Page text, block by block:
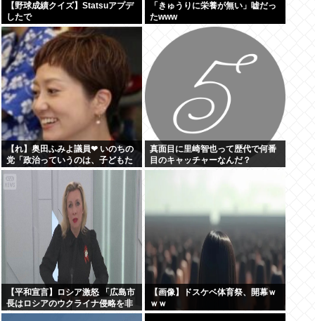
【野球成績クイズ】Statsuアプデ
したで
「きゅうりに栄養が無い」嘘だっ
たwww
【れ】奥田ふみよ議員❤‍ いのちの
党「政治っていうのは、子どもた
ちに「いのち」を繋いでいくため
にあるんだよ。」
真面目に里崎智也って歴代で何番
目のキャッチャーなんだ？
【平和宣言】ロシア激怒 「広島市
長はロシアのウクライナ侵略を非
難した」
【画像】ドスケベ体育祭、開幕ｗ
ｗｗ